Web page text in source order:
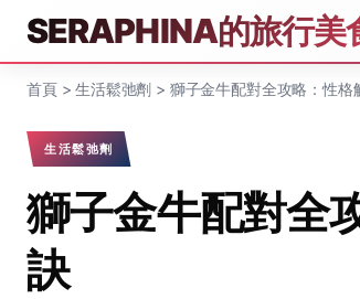
SERAPHINA的旅行美
首頁>生活鬆弛劑 > 獅子金牛配對全攻略：性
生活鬆弛劑
獅子金牛配對全
訣